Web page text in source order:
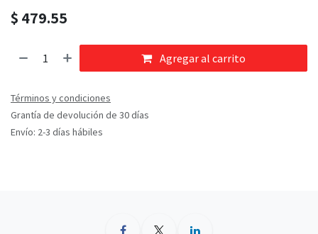
$ 479.55
Agregar al carrito
Términos y condiciones
Grantía de devolución de 30 días
Envío: 2-3 días hábiles